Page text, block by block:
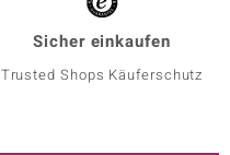
Sicher einkaufen
Trusted Shops Käuferschutz